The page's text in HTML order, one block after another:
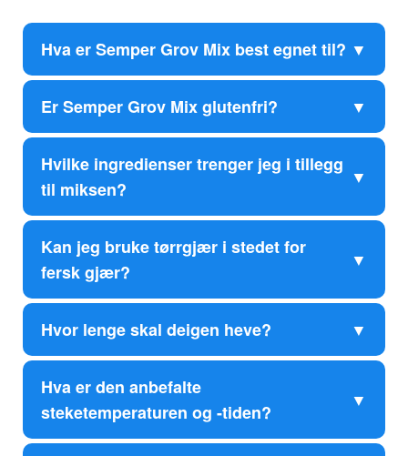
Hva er Semper Grov Mix best egnet til?
Er Semper Grov Mix glutenfri?
Hvilke ingredienser trenger jeg i tillegg
til miksen?
Kan jeg bruke tørrgjær i stedet for
fersk gjær?
Hvor lenge skal deigen heve?
Hva er den anbefalte
steketemperaturen og -tiden?